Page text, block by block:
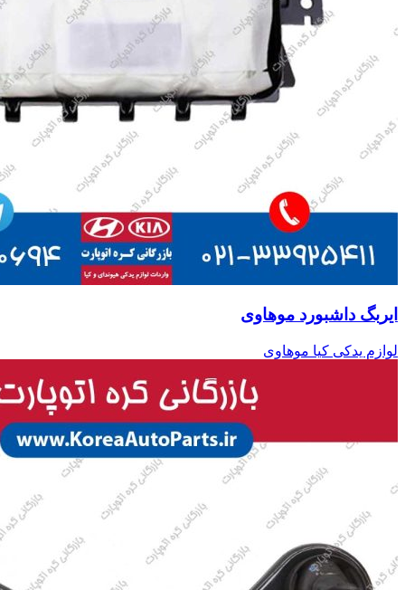
ایربگ داشبورد موهاوی
لوازم یدکی کیا موهاوی